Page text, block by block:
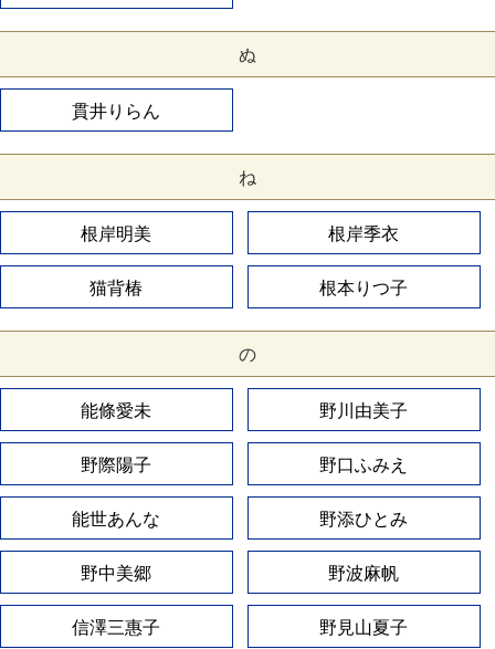
ぬ
貫井りらん
ね
根岸明美 根岸季衣
猫背椿 根本りつ子
の
能條愛未 野川由美子
野際陽子 野口ふみえ
能世あんな 野添ひとみ
野中美郷 野波麻帆
信澤三惠子 野見山夏子